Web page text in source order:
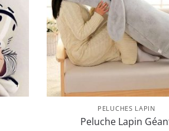
PELUCHES LAPIN
Peluche Lapin